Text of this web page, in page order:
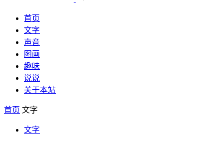
首页
文字
声音
图画
趣味
说说
关于本站
首页 文字
文字